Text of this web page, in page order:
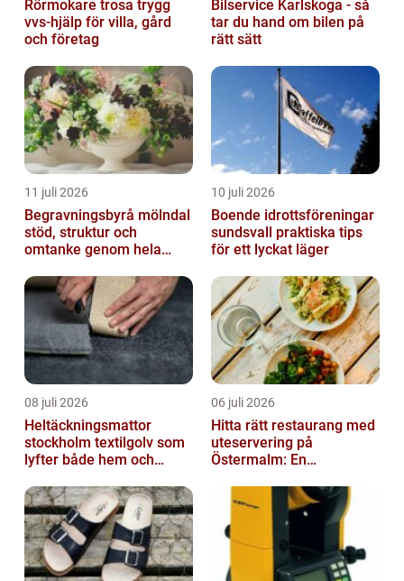
Rörmokare trosa trygg
vvs-hjälp för villa, gård
och företag
Bilservice Karlskoga - så
tar du hand om bilen på
rätt sätt
11 juli 2026
Begravningsbyrå mölndal
stöd, struktur och
omtanke genom hela
10 juli 2026
Boende idrottsföreningar
sundsvall praktiska tips
för ett lyckat läger
08 juli 2026
Heltäckningsmattor
stockholm textilgolv som
lyfter både hem och
06 juli 2026
Hitta rätt restaurang med
uteservering på
Östermalm: En
i solen